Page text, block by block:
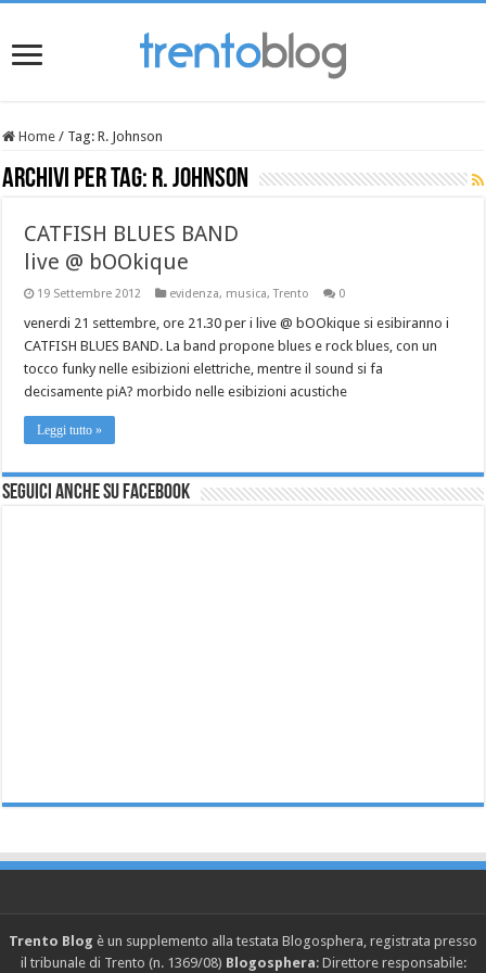
Home / Tag:R. Johnson
Archivi per tag: R. Johnson
CATFISH BLUES BAND
live @ bOOkique
19 Settembre 2012 evidenza, musica,Trento 0
venerdi 21 settembre, ore 21.30 per i live @ bOOkique si esibiranno i
CATFISH BLUES BAND. La band propone blues e rock blues, con un
tocco funky nelle esibizioni elettriche, mentre il sound si fa
decisamente piA? morbido nelle esibizioni acustiche
Leggi tutto »
Seguici anche su Facebook
Trento Blog è un supplemento alla testata Blogosphera, registrata presso
il tribunale di Trento (n. 1369/08) Blogosphera: Direttore responsabile: